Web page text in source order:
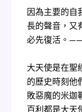
因為主要的自
長的聲音，又
必先復活。
大天使是在聖
的歷史時刻他
敗惡魔的米迦
百利都是大天